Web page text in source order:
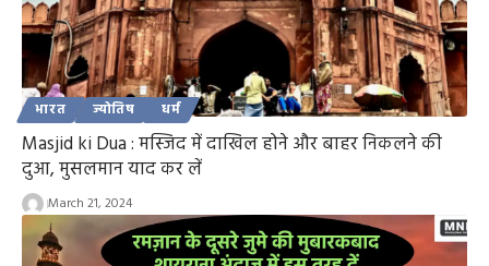
भारत ज्योतिष धर्म
Masjid ki Dua : मस्जिद में दाखिल होने और बाहर निकलने की
दुआ, मुसलमान याद कर लें
March 21, 2024